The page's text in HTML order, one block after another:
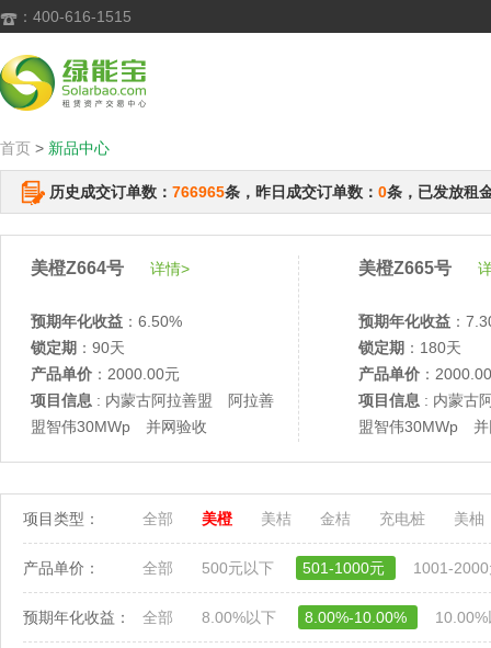
 ：400-616-1515
首页 > 新品中心
历史成交订单数： 766965条，昨日成交订单数： 0条，已发放租
美橙Z664号 详情>
预期年化收益 ：6.50%
锁定期 ：90天
产品单价 ：2000.00元
项目信息 : 内蒙古阿拉善盟 阿拉善
盟智伟30MWp 并网验收
美橙Z665号
预期年化收益 ：
锁定期 ：180天
产品单价 ：
项目信息 : 内蒙古
盟智伟30MWp 并
项目类型： 全部 美橙 美桔 金桔 充电桩 美柚
产品单价： 全部 500元以下 501-1000元 1001-
预期年化收益： 全部 8.00%以下 8.00%-10.00%